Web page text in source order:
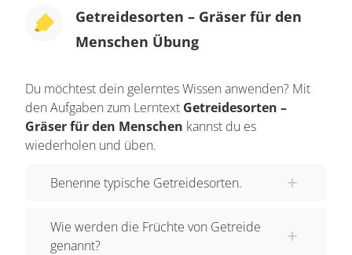
Getreidesorten – Gräser für den
Menschen Übung
Du möchtest dein gelerntes Wissen anwenden? Mit
den Aufgaben zum Lerntext Getreidesorten –
Gräser für den Menschen kannst du es
wiederholen und üben.
Benenne typische Getreidesorten.
Wie werden die Früchte von Getreide
genannt?